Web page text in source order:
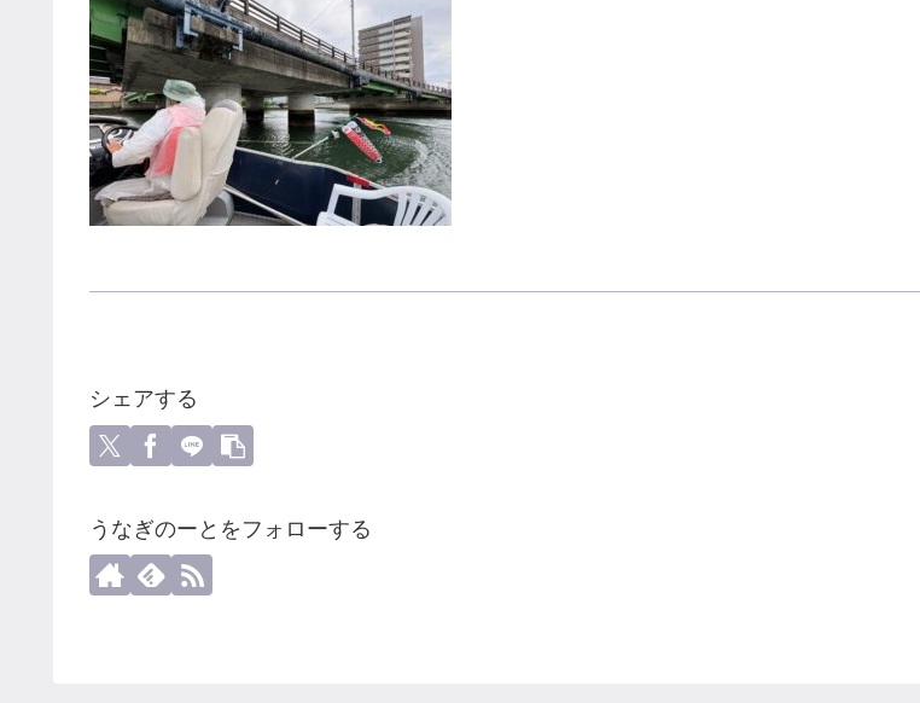
シェアする
うなぎのーとをフォローする